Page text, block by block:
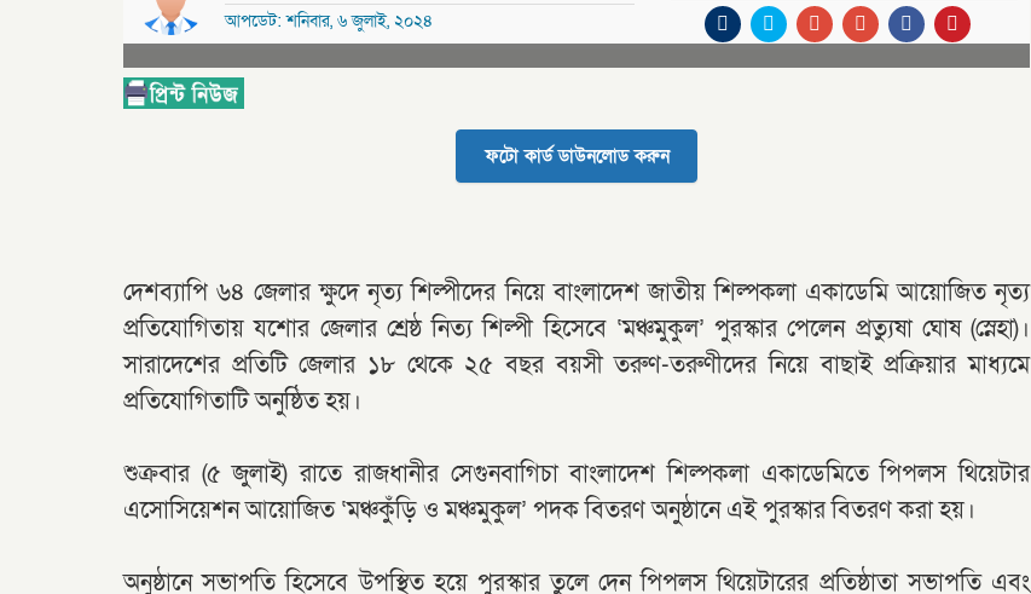
আপডেট: শনিবার, ৬ জুলাই, ২০২৪
ফটো কার্ড ডাউনলোড করুন
দেশব্যাপি ৬৪ জেলার ক্ষুদে নৃত্য শিল্পীদের নিয়ে বাংলাদেশ জাতীয় শিল্পকলা একাডেমি আয়োজিত নৃত্য
প্রতিযোগিতায় যশোর জেলার শ্রেষ্ঠ নিত্য শিল্পী হিসেবে ‘মঞ্চমুকুল’ পুরস্কার পেলেন প্রত্যুষা ঘোষ (স্নেহা)।
সারাদেশের প্রতিটি জেলার ১৮ থেকে ২৫ বছর বয়সী তরুণ-তরুণীদের নিয়ে বাছাই প্রক্রিয়ার মাধ্যমে
প্রতিযোগিতাটি অনুষ্ঠিত হয়।
শুক্রবার (৫ জুলাই) রাতে রাজধানীর সেগুনবাগিচা বাংলাদেশ শিল্পকলা একাডেমিতে পিপলস থিয়েটার
এসোসিয়েশন আয়োজিত ‘মঞ্চকুঁড়ি ও মঞ্চমুকুল’ পদক বিতরণ অনুষ্ঠানে এই পুরস্কার বিতরণ করা হয়।
অনুষ্ঠানে সভাপতি হিসেবে উপস্থিত হয়ে পুরস্কার তুলে দেন পিপলস থিয়েটারের প্রতিষ্ঠাতা সভাপতি এবং